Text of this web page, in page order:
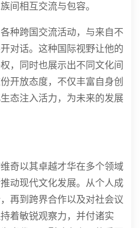
间相互交流与包容。
种跨国交流活动，与来自不
对话。这种国际视野让他的
，同时也展示出不同文化间
开放态度，不仅丰富自身创
态注入活力，为未来的发展
奇以其卓越才华在多个领域
动现代文化发展。从个人成
再到跨界合作以及对社会议
着敏锐观察力，并付诸实